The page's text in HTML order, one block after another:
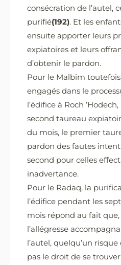
consécration de l’autel,
purifié(192). Et les
ensuite apporter leurs
expiatoires et leurs
d’obtenir le pardon.
Pour le Malbim
engagés dans le
l’édifice à Roch
second taureau
du mois, le premier
pardon des fautes
second pour celles
inadvertance.
Pour le Radaq, la
l’édifice pendant les
mois répond au fait que,
l’allégresse
l’autel, quelqu’un risque
pas le droit de se